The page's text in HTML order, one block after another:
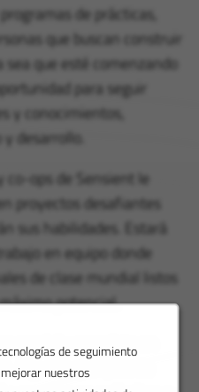
de seguimiento
nuestros
de prácticas,
que buscan construir
que esté comenzando
para seguir
y conocimientos,
desarrollo.
co-ops de Sensient le
proyectos desafiantes
sus habilidades. Estará
en equipo donde
de clase mundial listos
potencial.
parcial y completo en
Algunos ejemplos de